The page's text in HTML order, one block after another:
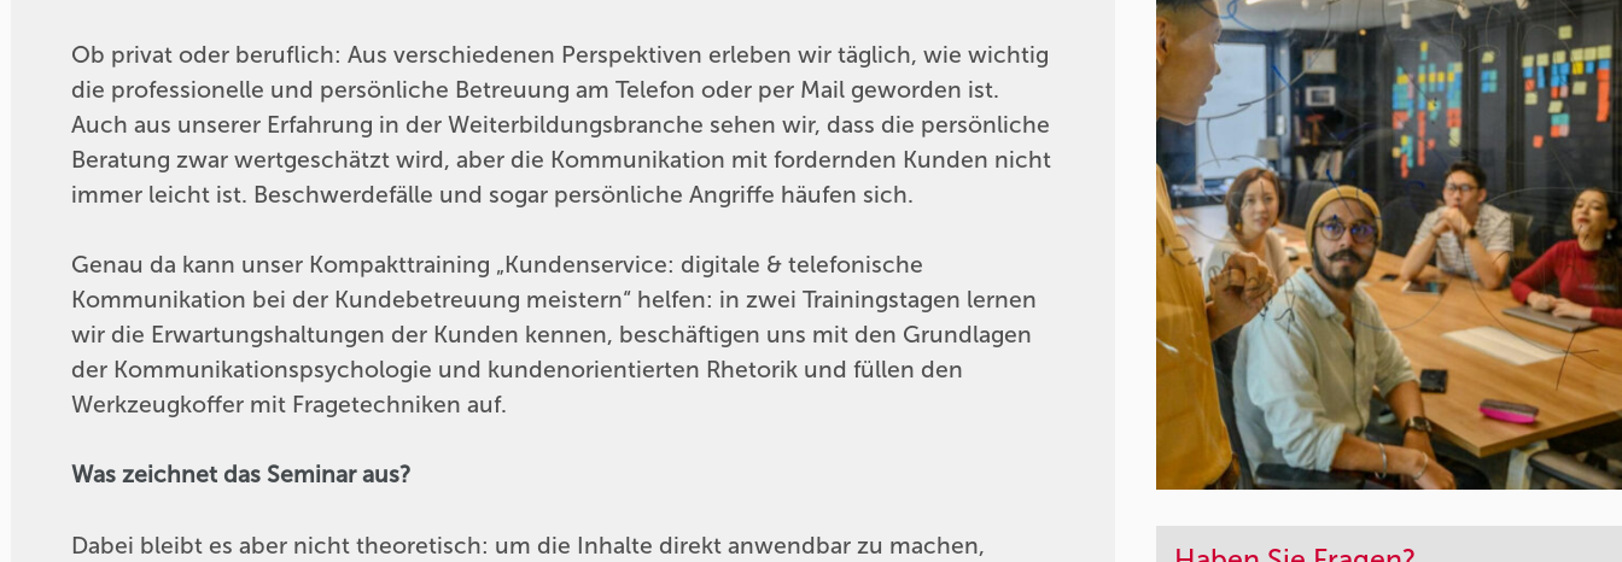
Ob privat oder beruflich: Aus verschiedenen Perspektiven erleben wir täglich, wie wichtig
die professionelle und persönliche Betreuung am Telefon oder per Mail geworden ist.
Auch aus unserer Erfahrung in der Weiterbildungsbranche sehen wir, dass die persönliche
Beratung zwar wertgeschätzt wird, aber die Kommunikation mit fordernden Kunden nicht
immer leicht ist. Beschwerdefälle und sogar persönliche Angriffe häufen sich.
Genau da kann unser Kompakttraining „Kundenservice: digitale & telefonische
Kommunikation bei der Kundebetreuung meistern“ helfen: in zwei Trainingstagen lernen
wir die Erwartungshaltungen der Kunden kennen, beschäftigen uns mit den Grundlagen
der Kommunikationspsychologie und kundenorientierten Rhetorik und füllen den
Werkzeugkoffer mit Fragetechniken auf.
Was zeichnet das Seminar aus?
Dabei bleibt es aber nicht theoretisch: um die Inhalte direkt anwendbar zu machen,